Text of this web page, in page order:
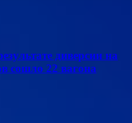
диверсии на
сошло 22 вагона